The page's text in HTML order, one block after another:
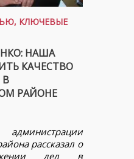
, КЛЮЧЕВЫЕ
НАША
КАЧЕСТВО
В
РАЙОНЕ
рассказал о
дел в